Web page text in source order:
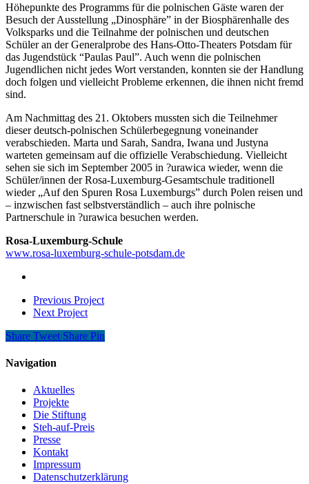
Höhepunkte des Programms für die polnischen Gäste waren der
Besuch der Ausstellung „Dinosphäre” in der Biosphärenhalle des
Volksparks und die Teilnahme der polnischen und deutschen
Schüler an der Generalprobe des Hans-Otto-Theaters Potsdam für
das Jugendstück “Paulas Paul”. Auch wenn die polnischen
Jugendlichen nicht jedes Wort verstanden, konnten sie der Handlung
doch folgen und vielleicht Probleme erkennen, die ihnen nicht fremd
sind.
Am Nachmittag des 21. Oktobers mussten sich die Teilnehmer
dieser deutsch-polnischen Schülerbegegnung voneinander
verabschieden. Marta und Sarah, Sandra, Iwana und Justyna
warteten gemeinsam auf die offizielle Verabschiedung. Vielleicht
sehen sie sich im September 2005 in ?urawica wieder, wenn die
Schüler/innen der Rosa-Luxemburg-Gesamtschule traditionell
wieder „Auf den Spuren Rosa Luxemburgs” durch Polen reisen und
– inzwischen fast selbstverständlich – auch ihre polnische
Partnerschule in ?urawica besuchen werden.
Rosa-Luxemburg-Schule
www.rosa-luxemburg-schule-potsdam.de
Previous Project
Next Project
Share Tweet Share Pin
Navigation
Aktuelles
Projekte
Die Stiftung
Steh-auf-Preis
Presse
Kontakt
Impressum
Datenschutzerklärung